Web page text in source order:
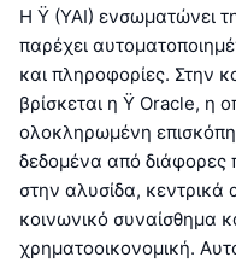
Η Ÿ (YAI) ενσωματώνει
παρέχει
και πληροφορίες. Στην
βρίσκεται η Ÿ Oracle, η
ολοκληρωμένη
δεδομένα από διάφορες
στην αλυσίδα, κεντρικά
κοινωνικό συναίσθημα
χρηματοοικονομική.